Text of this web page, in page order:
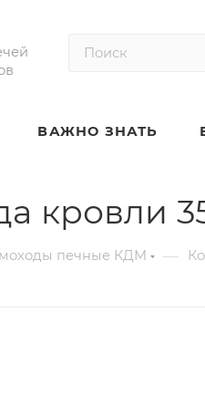
ВАЖНО ЗНАТЬ
кровли
печные КДМ —